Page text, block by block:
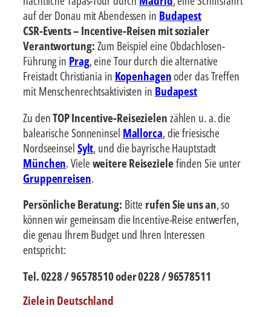
auf der Donau mit Abendessen in Budapest
CSR-Events – Incentive-Reisen mit sozialer
Verantwortung: Zum Beispiel eine Obdachlosen-
Führung in Prag, eine Tour durch die alternative
Freistadt Christiania in Kopenhagenoder das Treffen
mit Menschenrechtsaktivisten in Budapest
Zu denTOP Incentive-Reisezielen zählen u. a. die
balearische Sonneninsel Mallorca, die friesische
Nordseeinsel Sylt, und die bayrische Hauptstadt
München. Viele weitere Reiseziele finden Sie unter
Gruppenreisen.
Persönliche Beratung: Bitte rufen Sie uns an, so
können wir gemeinsam die Incentive-Reise entwerfen,
die genau Ihrem Budget und Ihren Interessen
entspricht:
Tel. 0228 / 96578510 oder 0228 / 96578511
Ziele in Deutschland